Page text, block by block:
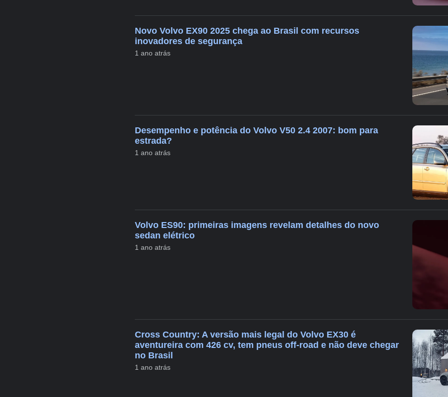
Novo Volvo EX90 2025 chega ao Brasil com recursos
inovadores de segurança
1 ano atrás
Desempenho e potência do Volvo V50 2.4 2007: bom para
estrada?
1 ano atrás
Volvo ES90: primeiras imagens revelam detalhes do novo
sedan elétrico
1 ano atrás
Cross Country: A versão mais legal do Volvo EX30 é
aventureira com 426 cv, tem pneus off-road e não deve chegar
no Brasil
1 ano atrás